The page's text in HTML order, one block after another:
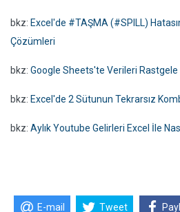
bkz: Excel'de #TAŞMA (#SPILL)
Çözümleri
bkz: Google Sheets'te Verileri Rastgele
bkz: Excel'de 2 Sütunun Tekrarsız
bkz: Aylık Youtube Gelirleri Excel İle
E-mail Tweet